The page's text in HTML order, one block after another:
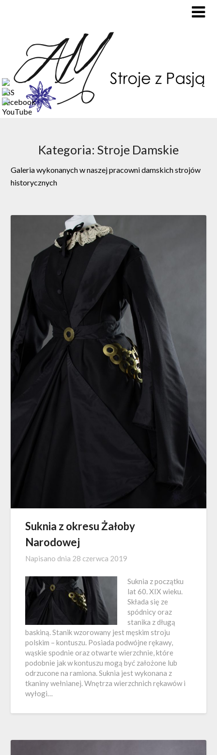
Kategoria: Stroje Damskie
Galeria wykonanych w naszej pracowni damskich strojów
historycznych
Suknia z okresu Żałoby
Narodowej
Napisano dnia 28 czerwca 2019
Suknia z początku
lat 60. XIX wieku.
Składa się ze
spódnicy oraz
stanika z długą
baskiną. Stanik wzorowany jest męskim stroju
polskim – kontuszu. Posiada podwójne rękawy,
wąskie spodnie oraz otwarte wierzchnie, które
podobnie jak w kontuszu mogą być założone lub
odrzucone na ramiona. Suknia jest wykonana z
tkaniny wełnianej. Wnętrza wierzchnich rękawów i
wyłogi…